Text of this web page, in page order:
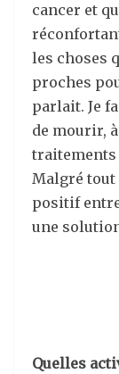
cancer et
les choses
proches
parlait. Je
de mourir,
traitements
Malgré tout
positif
une
Quelles